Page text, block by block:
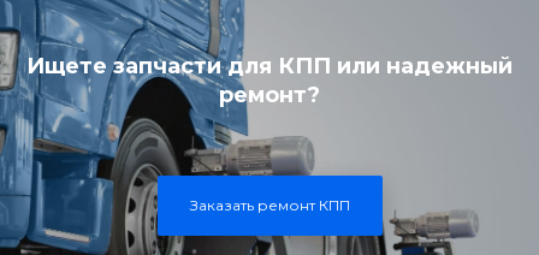
Ищете запчасти для КПП или надежный
ремонт?
Заказать ремонт КПП